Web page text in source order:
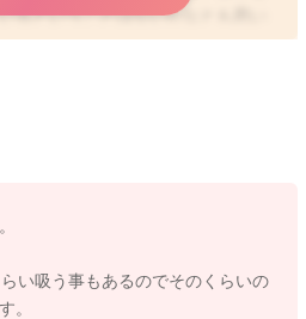
るということはないかなとも思い
でもご相談されてみるのもいいか
。
い吸う事もあるのでそのくらいの
。